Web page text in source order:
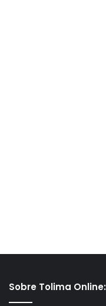
Sobre Tolima Online: